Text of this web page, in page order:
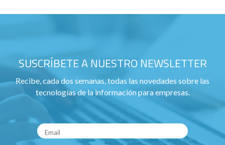
SUSCRÍBETE A NUESTRO NEWSLETTER
Recibe, cada dos semanas, todas las novedades sobre las
tecnologías de la información para empresas.